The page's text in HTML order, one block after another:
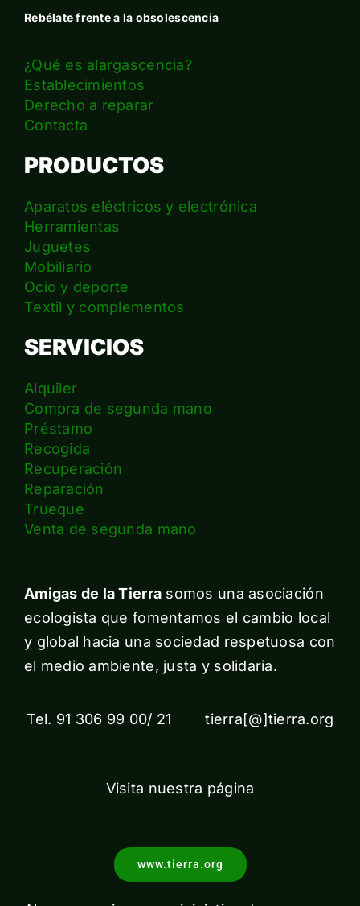
Rebélate frente a la obsolescencia
¿Qué es alargascencia?
Establecimientos
Derecho a reparar
Contacta
PRODUCTOS
Aparatos eléctricos y electrónica
Herramientas
Juguetes
Mobiliario
Ocio y deporte
Textil y complementos
SERVICIOS
Alquiler
Compra de segunda mano
Préstamo
Recogida
Recuperación
Reparación
Trueque
Venta de segunda mano
Amigas de la Tierra somos una asociación
ecologista que fomentamos el cambio local
y global hacia una sociedad respetuosa con
el medio ambiente, justa y solidaria.
Tel. 91 306 99 00/ 21 tierra[@]tierra.org
Visita nuestra página
www.tierra.org